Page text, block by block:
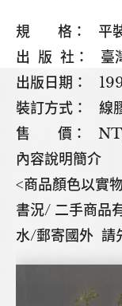
規 格： 平裝
出 版 社： 臺
出版日期：
裝訂方式： 線
售 價： NT$
內容說明簡介
<商品顏色以實
書況/ 二手商品
水/郵寄國外 請